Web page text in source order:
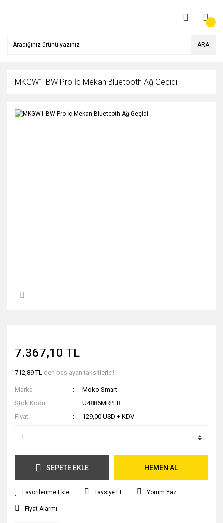
ARA
MKGW1-BW Pro İç Mekan Bluetooth Ağ Geçidi
7.367,10 TL
712,89 TL den başlayan taksitlerle!!
Marka
Moko Smart
Stok Kodu
U4886MRPLR
Fiyat
129,00 USD + KDV
SEPETE EKLE HEMEN AL
Tavsiye Et Yorum Yaz
Fiyat Alarmı